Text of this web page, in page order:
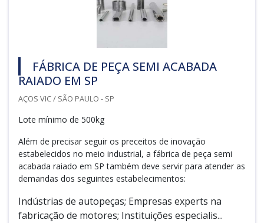
FÁBRICA DE PEÇA SEMI ACABADA
RAIADO EM SP
AÇOS VIC / SÃO PAULO - SP
Lote mínimo de 500kg
Além de precisar seguir os preceitos de inovação
estabelecidos no meio industrial, a fábrica de peça semi
acabada raiado em SP também deve servir para atender as
demandas dos seguintes estabelecimentos:
Indústrias de autopeças; Empresas experts na
fabricação de motores; Instituições especialis...